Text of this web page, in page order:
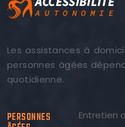
Les assistances à
personnes âgées
quotidienne.
PERSONNES
Entretien